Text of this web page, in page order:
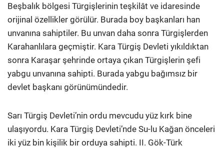
Beşbalık bölgesi Türgişlerinin teşkilât ve idaresinde
orijinal özellikler görülür. Burada boy başkanları han
unvanına sahiptiler. Bu unvan daha sonra Türgişlerden
Karahanlılara geçmiştir. Kara Türgiş Devleti yıkıldıktan
sonra Karaşar şehrinde ortaya çıkan Türgişlerin şefi
yabgu unvanına sahipti. Burada yabgu bağımsız bir
devlet başkanı görünümündedir.
Sarı Türgiş Devleti’nin ordu mevcudu yüz kırk bine
ulaşıyordu. Kara Türgiş Devleti’nde Su-lu Kağan önceleri
iki yüz bin kişilik bir orduya sahipti. II. Gök-Türk